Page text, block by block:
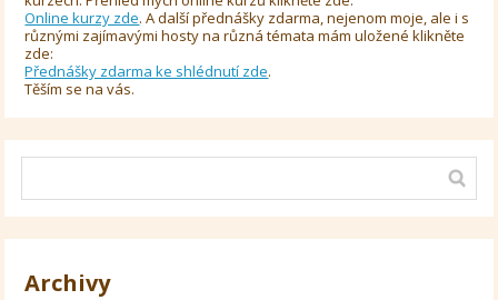
Online kurzy zde. A další přednášky zdarma, nejenom moje, ale i s
různými zajímavými hosty na různá témata mám uložené klikněte
zde:
Přednášky zdarma ke shlédnutí zde.
Těším se na vás.
Archivy